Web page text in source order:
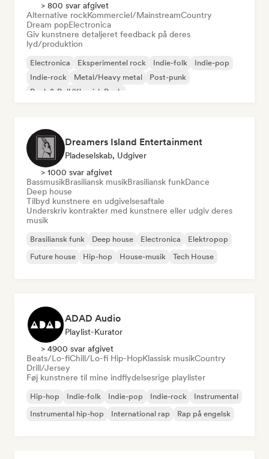
> 800 svar afgivet
Alternative rockKommerciel/MainstreamCountry
Dream popElectronica
Giv kunstnere detaljeret feedback på deres
lyd/produktion
Electronica Eksperimentel rock Indie-folk
Indie-pop
Indie-rock
Metal/Heavy metal
Post-punk
Rock & Roll/Klassisk Rock
Dreamers Island Entertainment
Pladeselskab, Udgiver
> 1000 svar afgivet
BassmusikBrasiliansk musikBrasiliansk funkDance
Deep house
Tilbyd kunstnere en udgivelsesaftale
Underskriv kontrakter med kunstnere eller udgiv deres
musik
Brasiliansk funk Deep house Electronica
Elektropop
Future house
Hip-hop House-musik Tech House
ADAD Audio
Playlist-Kurator
> 4900 svar afgivet
Beats/Lo-fiChill/Lo-fi Hip-HopKlassisk musikCountry
Drill/Jersey
Føj kunstnere til mine indflydelsesrige playlister
Hip-hop Indie-folk Indie-pop Indie-rock
Instrumental
Instrumental hip-hop
International rap Rap på engelsk